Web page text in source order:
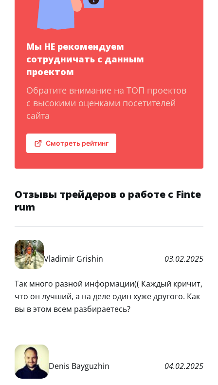
Мы НЕ рекомендуем
сотрудничать с данным
проектом
Обратите внимание на ТОП проектов
с высокими оценками посетителей
сайта
Смотреть рейтинг
Отзывы трейдеров о работе с Finte
rum
Vladimir Grishin 03.02.2025
Так много разной информации(( Каждый кричит,
что он лучший, а на деле один хуже другого. Как
вы в этом всем разбираетесь?
Denis Bayguzhin 04.02.2025